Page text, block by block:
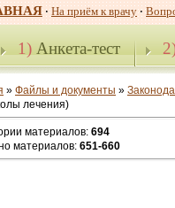
· На приём к врачу ·
1)Анкета-тест
» Файлы и документы »
лечения)
материалов: 694
материалов: 651-660